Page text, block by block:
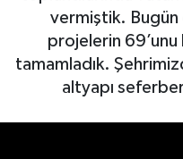
vermiştik.
projelerin 69’unu
tamamladık.
altyapı
MAGAZİN
SAĞLIK
Haber Arşivi